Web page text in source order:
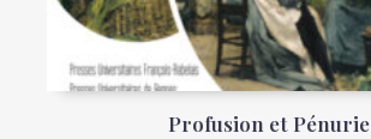
Profusion et Pénurie